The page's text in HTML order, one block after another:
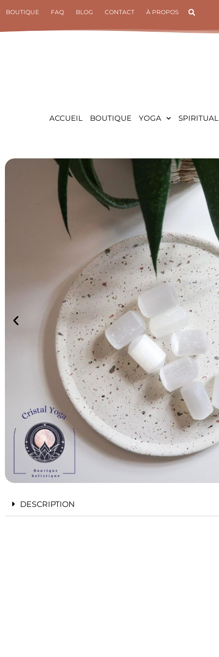
contenu
BOUTIQUE FAQ BLOG CONTACT À PROPOS
ACCUEIL BOUTIQUE YOGA
DESCRIPTION